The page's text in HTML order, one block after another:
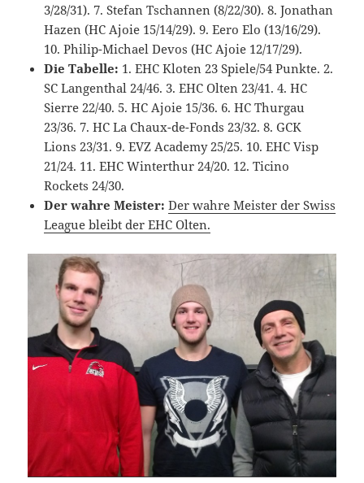
3/28/31). 7. Stefan Tschannen (8/22/30). 8. Jonathan
Hazen (HC Ajoie 15/14/29). 9. Eero Elo (13/16/29).
10. Philip-Michael Devos (HC Ajoie 12/17/29).
Die Tabelle: 1. EHC Kloten 23 Spiele/54 Punkte. 2.
SC Langenthal 24/46. 3. EHC Olten 23/41. 4. HC
Sierre 22/40. 5. HC Ajoie 15/36. 6. HC Thurgau
23/36. 7. HC La Chaux-de-Fonds 23/32. 8. GCK
Lions 23/31. 9. EVZ Academy 25/25. 10. EHC Visp
21/24. 11. EHC Winterthur 24/20. 12. Ticino
Rockets 24/30.
Der wahre Meister: Der wahre Meister der Swiss
League bleibt der EHC Olten.